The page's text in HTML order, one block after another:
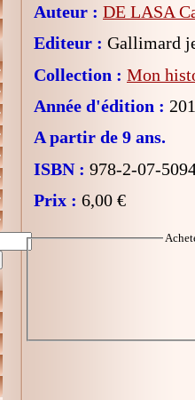
Auteur : DE LASA
Editeur : Gallimard
Collection : Mon
Année d'édition :
A partir de 9 ans.
ISBN : 978-2-07-
Prix : 6,00 €